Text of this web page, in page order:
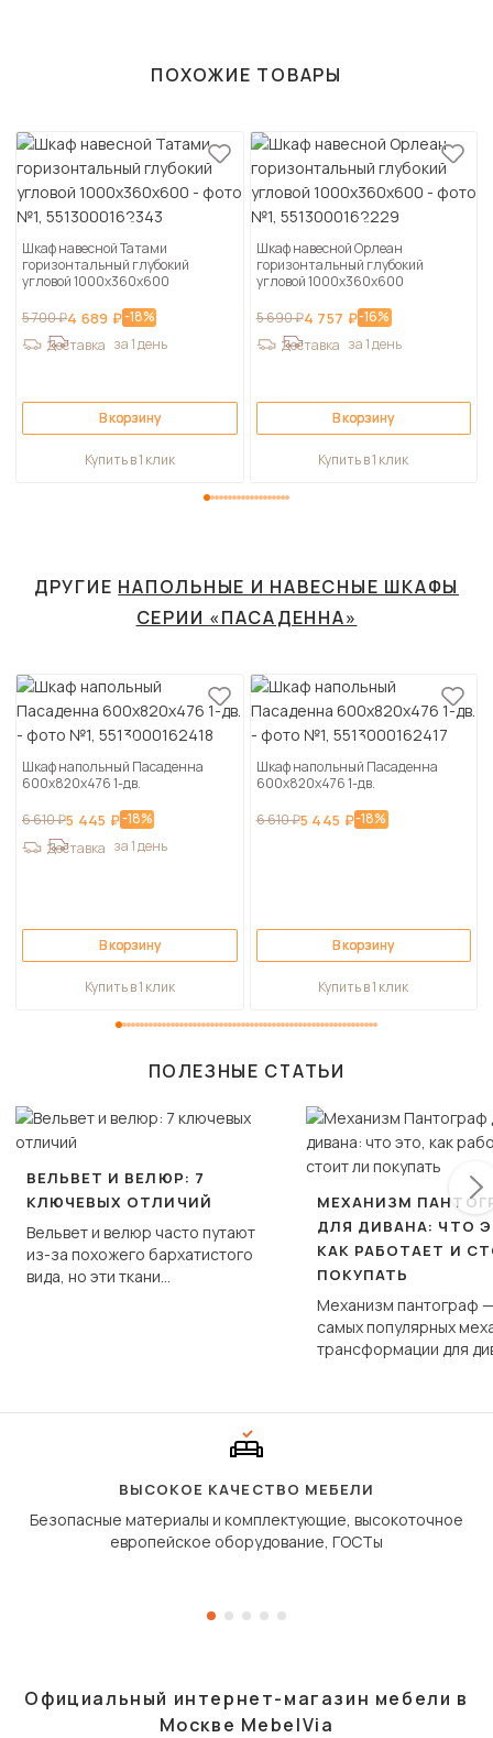
ПОХОЖИЕ ТОВАРЫ
Шкаф навесной Татами
горизонтальный глубокий
угловой 1000х360х600
5 700 ₽4 689 ₽-18%
Доставка за 1 день
В корзину
Купить в 1 клик
Шкаф навесной Орлеан
горизонтальный глубокий
угловой 1000х360х600
5 690 ₽4 757 ₽-16%
Доставка за 1 день
В корзину
Купить в 1 клик
ДРУГИЕ НАПОЛЬНЫЕ И НАВЕСНЫЕ ШКАФЫ
СЕРИИ «ПАСАДЕННА»
Шкаф напольный Пасаденна
600х820х476 1-дв.
6 610 ₽5 445 ₽-18%
Доставка за 1 день
В корзину
Купить в 1 клик
Шкаф напольный Пасаденна
600х820х476 1-дв.
6 610 ₽5 445 ₽-18%
В корзину
Купить в 1 клик
ПОЛЕЗНЫЕ СТАТЬИ
ВЕЛЬВЕТ И ВЕЛЮР: 7
КЛЮЧЕВЫХ ОТЛИЧИЙ
Вельвет и велюр часто путают
из-за похожего бархатистого
вида, но эти ткани
МЕХАНИЗМ
ДЛЯ ДИВАНА: ЧТО
КАК РАБОТАЕТ И
ПОКУПАТЬ
Механизм пантограф
самых популярных
трансформации для
сиденье не
дугообразной
ВЫСОКОЕ КАЧЕСТВО МЕБЕЛИ
Безопасные материалы и комплектующие, высокоточное
европейское оборудование, ГОСТы
Официальный интернет-магазин мебели в
Москве MebelVia